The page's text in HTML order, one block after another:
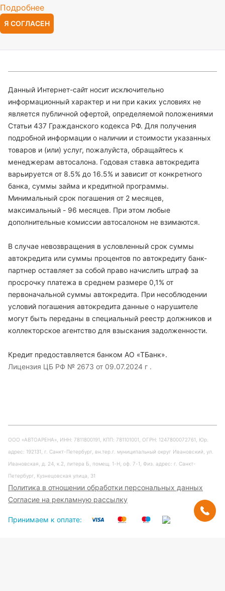
Подробнее
Я СОГЛАСЕН
Данный Интернет-сайт носит исключительно
информационный характер и ни при каких условиях не
является публичной офертой, определяемой положениями
Статьи 437 Гражданского кодекса РФ. Для получения
подробной информации о наличии и стоимости указанных
товаров и (или) услуг, пожалуйста, обращайтесь к
менеджерам автосалона. Годовая ставка автокредита
варьируется от 8.5% до 16.5% и зависит от конкретного
банка, суммы займа и кредитной программы.
Минимальный срок погашения от 2 месяцев,
максимальный - 96 месяцев. При этом любые
дополнительные комиссии автосалоном не взимаются.
В случае невозвращения в условленный срок суммы
автокредита или суммы процентов по автокредиту банк-
партнер оставляет за собой право начислить штраф за
просрочку платежа в среднем размере 0,1% от
первоначальной суммы автокредита. При несоблюдении
условий погашения автокредита данные о нарушителе
могут быть переданы в специальный реестр должников и
коллекторское агентство для взыскания задолженности.
Кредит предоставляется банком АО «ТБанк».
Лицензия ЦБ РФ № 2673 от 09.07.2024 г .
ООО «АВТОАРЕНА», ИНН: 7811800191, КПП: 781101001, ОГРН: 1247800072761, Юр.
адрес: 192131, г. Санкт-Петербург, вн.тер.г. муниципальный округ Ивановский, ул.
Ивановская, д. 24, к.2, литера Б, помещ. 1-Н, оф. 7-1, Физ. адрес: г. Санкт-
Петербург, Кузнецовская улица, 31
Политика в отношении обработки персональных данных
Согласие на рекламную рассылку
Принимаем к оплате: